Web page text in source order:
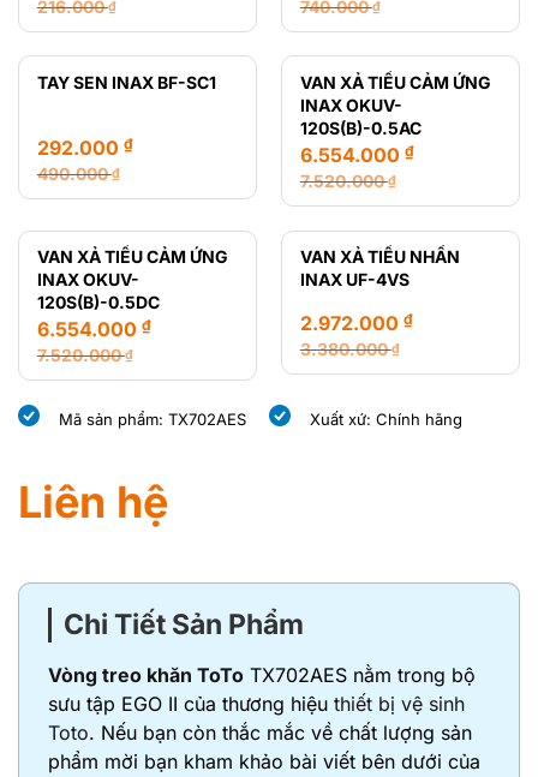
216.000₫
Giá
gốc
là:
Giá
hiện
tại
740.000₫
Giá
gốc
là:
740.000 ₫.
Giá
hiện
tại
là:
457.000 ₫.
TAY SEN INAX BF-SC1
490.000₫
Giá
490.000 ₫.
292.000 ₫
Giá
là:
292.000 ₫.
VAN XẢ TIỂU CẢM ỨNG
INAX OKUV-
120S(B)-0.5AC
7.520.000₫
Giá
gốc
là:
7.520.000 ₫.
6.554.000 ₫
Giá
hiện
tại
là:
VAN XẢ TIỂU CẢM ỨNG
INAX OKUV-
120S(B)-0.5DC
7.520.000₫
Giá
gốc
là:
6.554.000 ₫
Giá
hiện
tại
VAN XẢ TIỂU NHẤN
INAX UF-4VS
3.380.000₫
Giá
là:
2.972.000 ₫
Giá
tại
Mã sản phẩm: TX702AES Xuất xứ: Chính hãng
Liên hệ
Chi Tiết Sản Phẩm
Vòng treo khăn ToTo TX702AES nằm trong bộ
sưu tập EGO II của thương hiệu thiết bị vệ sinh
Toto. Nếu bạn còn thắc mắc về chất lượng sản
phẩm mời bạn kham khảo bài viết bên dưới của